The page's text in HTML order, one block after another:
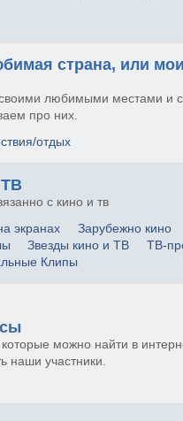
страна, или
любимыми местами и
про них.
отдых
с кино и тв
экранах
Зарубежно кино
Звезды кино и ТВ
ТВ-
Клипы
можно найти в
наши участники.